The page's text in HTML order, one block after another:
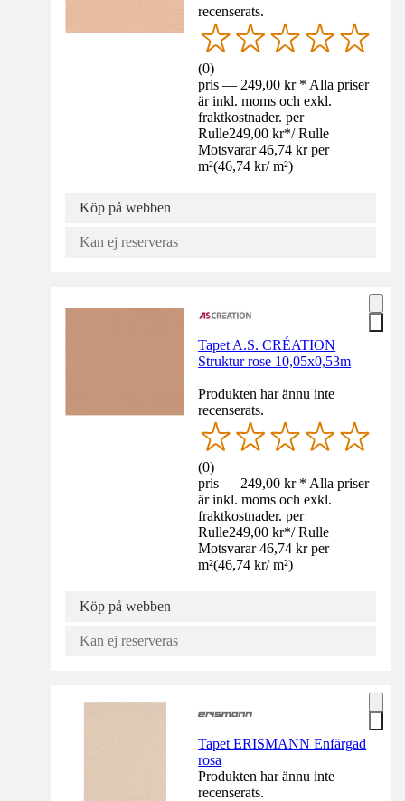
recenserats.
(0)
pris — 249,00 kr * Alla priser
är inkl. moms och exkl.
fraktkostnader. per
Rulle249,00 kr*/ Rulle
Motsvarar 46,74 kr per
m²(46,74 kr/ m²)
Köp på webben
Kan ej reserveras
Tapet A.S. CRÉATION
Struktur rose 10,05x0,53m
Produkten har ännu inte
recenserats.
(0)
pris — 249,00 kr * Alla priser
är inkl. moms och exkl.
fraktkostnader. per
Rulle249,00 kr*/ Rulle
Motsvarar 46,74 kr per
m²(46,74 kr/ m²)
Köp på webben
Kan ej reserveras
Tapet ERISMANN Enfärgad
rosa
Produkten har ännu inte
recenserats.